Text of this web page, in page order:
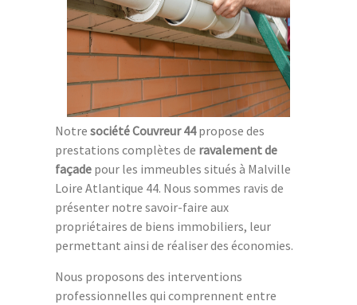
Notre société Couvreur 44propose des
prestations complètes de ravalement de
façade pour les immeubles situés à Malville
Loire Atlantique 44. Nous sommes ravis de
présenter notre savoir-faire aux
propriétaires de biens immobiliers, leur
permettant ainsi de réaliser des économies.
Nous proposons des interventions
professionnelles qui comprennent entre